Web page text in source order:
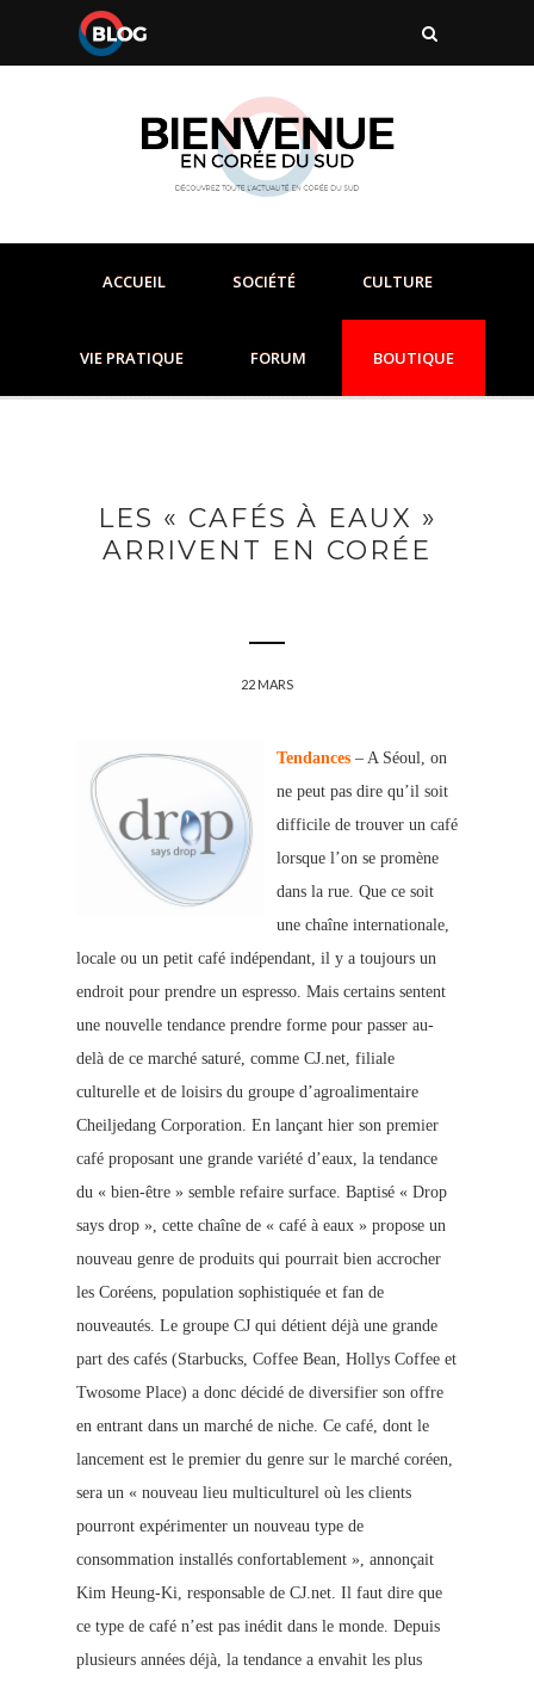
ACCUEIL SOCIÉTÉ CULTURE
VIE PRATIQUE FORUM BOUTIQUE
LES « CAFÉS À EAUX »
ARRIVENT EN CORÉE
22 MARS
Tendances – A Séoul, on
ne peut pas dire qu’il soit
difficile de trouver un café
lorsque l’on se promène
dans la rue. Que ce soit
une chaîne internationale,
locale ou un petit café indépendant, il y a toujours un
endroit pour prendre un espresso. Mais certains sentent
une nouvelle tendance prendre forme pour passer au-
delà de ce marché saturé, comme CJ.net, filiale
culturelle et de loisirs du groupe d’agroalimentaire
Cheiljedang Corporation. En lançant hier son premier
café proposant une grande variété d’eaux, la tendance
du « bien-être » semble refaire surface. Baptisé « Drop
says drop », cette chaîne de « café à eaux » propose un
nouveau genre de produits qui pourrait bien accrocher
les Coréens, population sophistiquée et fan de
nouveautés. Le groupe CJ qui détient déjà une grande
part des cafés (Starbucks, Coffee Bean, Hollys Coffee et
Twosome Place) a donc décidé de diversifier son offre
en entrant dans un marché de niche. Ce café, dont le
lancement est le premier du genre sur le marché coréen,
sera un « nouveau lieu multiculturel où les clients
pourront expérimenter un nouveau type de
consommation installés confortablement », annonçait
Kim Heung-Ki, responsable de CJ.net. Il faut dire que
ce type de café n’est pas inédit dans le monde. Depuis
plusieurs années déjà, la tendance a envahit les plus